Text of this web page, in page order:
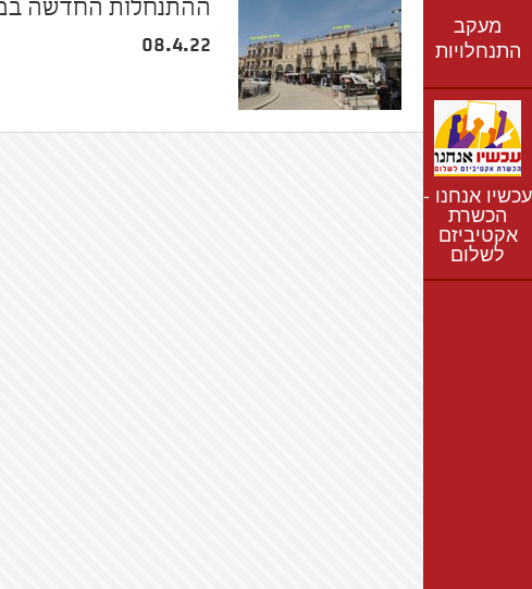
בתקשורת
וידאו
מעקב
התנחלויות
נתונים
חדשות
נושאים
רשימת התנחלויות
מפת התנחלויות
עכשיו אנחנו -
הכשרת
אקטיביזם
לשלום
ההתנחלות החדשה
08.4.22